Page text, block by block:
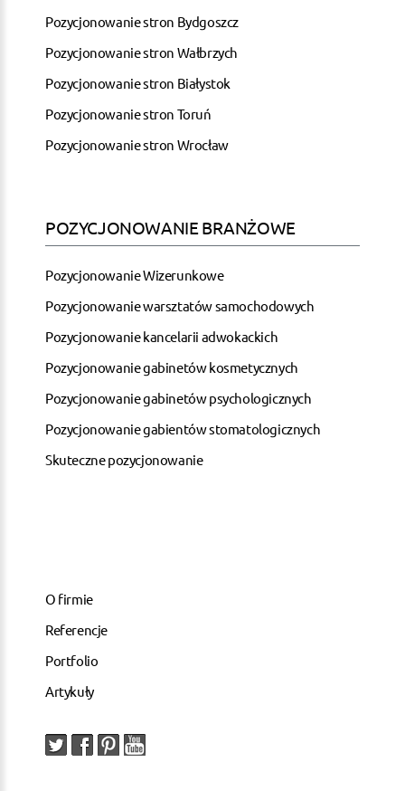
Pozycjonowanie stron Bydgoszcz
Pozycjonowanie stron Wałbrzych
Pozycjonowanie stron Białystok
Pozycjonowanie stron Toruń
Pozycjonowanie stron Wrocław
POZYCJONOWANIE BRANŻOWE
Pozycjonowanie Wizerunkowe
Pozycjonowanie warsztatów samochodowych
Pozycjonowanie kancelarii adwokackich
Pozycjonowanie gabinetów kosmetycznych
Pozycjonowanie gabinetów psychologicznych
Pozycjonowanie gabientów stomatologicznych
Skuteczne pozycjonowanie
O firmie
Referencje
Portfolio
Artykuły